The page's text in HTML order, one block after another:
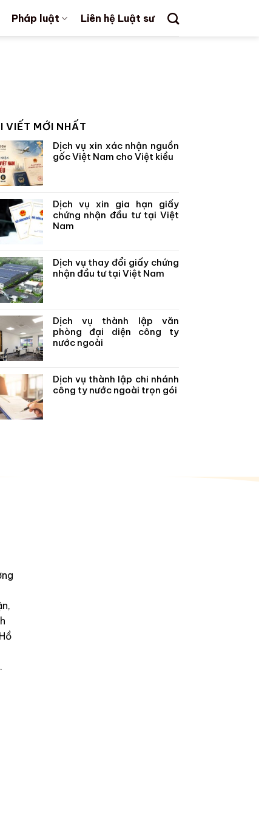
Pháp luật Liên hệ Luật sư
VIẾT MỚI NHẤT
Dịch vụ xin xác nhận nguồn
gốc Việt Nam cho Việt kiều
Dịch vụ xin gia hạn giấy
chứng nhận đầu tư tại Việt
Nam
Dịch vụ thay đổi giấy chứng
nhận đầu tư tại Việt Nam
Dịch vụ thành lập văn
phòng đại diện công ty
nước ngoài
Dịch vụ thành lập chi nhánh
công ty nước ngoài trọn gói